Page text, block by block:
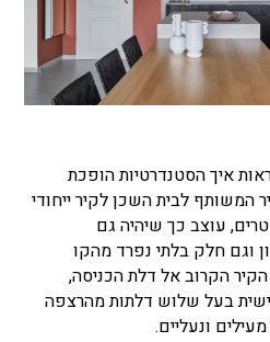
איך הסטנדרטיות הופכת
המשותף לבית השכן לקיר ייחודי
הקיר, שאורכו 12 מטרים, עוצב כך שיהיה גם
וגם חלק בלתי נפרד מהקו
הקרוב אל דלת הכניסה,
בעל שלוש דלתות מהרצפה
ונעליים.